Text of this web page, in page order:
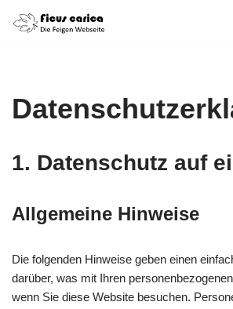
1. Datenschutz auf
Allgemeine Hinweise
Die folgenden Hinweise geben einen
darüber, was mit Ihren
wenn Sie diese Website besuchen.